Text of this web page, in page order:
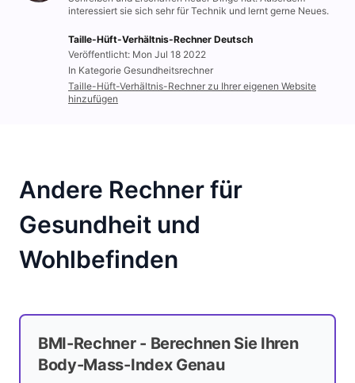
interessiert sie sich sehr für Technik und lernt gerne Neues.
Taille-Hüft-Verhältnis-Rechner Deutsch
Veröffentlicht: Mon Jul 18 2022
In Kategorie Gesundheitsrechner
Taille-Hüft-Verhältnis-Rechner zu Ihrer eigenen Website
hinzufügen
Andere Rechner für
Gesundheit und
Wohlbefinden
BMI-Rechner - Berechnen Sie Ihren
Body-Mass-Index Genau